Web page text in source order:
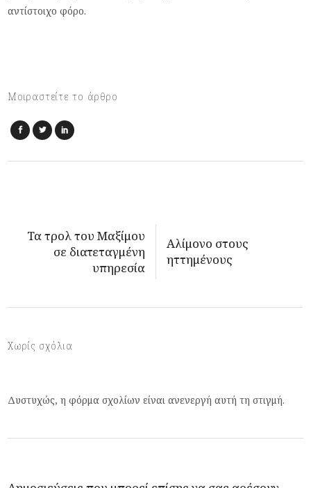
αντίστοιχο φόρο.
Μοιραστείτε το άρθρο
Τα τρολ του Μαξίμου
σε διατεταγμένη
υπηρεσία
Αλίμονο στους
ηττημένους
Χωρίς σχόλια
Δυστυχώς, η φόρμα σχολίων είναι ανενεργή αυτή τη στιγμή.